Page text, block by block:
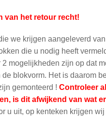
van het retour recht!
we krijgen aangeleverd
die u nodig heeft
mogelijkheden zijn op dat
blokvorm. Het is daarom
gemonteerd ! Controleer
is dit afwijkend van wat
u uit, op kenteken krijgen